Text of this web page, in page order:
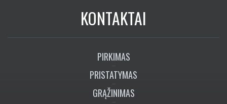
KONTAKTAI
PIRKIMAS
PRISTATYMAS
GRĄŽINIMAS